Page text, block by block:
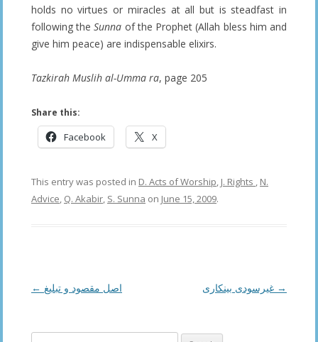
holds no virtues or miracles at all but is steadfast in
following theSunna of the Prophet (Allah bless him and
give him peace) are indispensable elixirs.
Tazkirah Muslih al-Umma ra, page 205
Share this:
Facebook X
This entry was posted in D. Acts of Worship J. Rights
N.
Advice Q. Akabir S. Sunna on June 15, 2009.
Post
← اصل مقصود و تبلیغ →